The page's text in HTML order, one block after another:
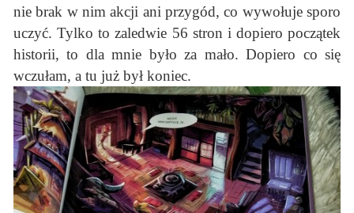
nie brak w nim akcji ani przygód, co wywołuje sporo
uczyć. Tylko to zaledwie 56 stron i dopiero początek
historii, to dla mnie było za mało. Dopiero co się
wczułam, a tu już był koniec.